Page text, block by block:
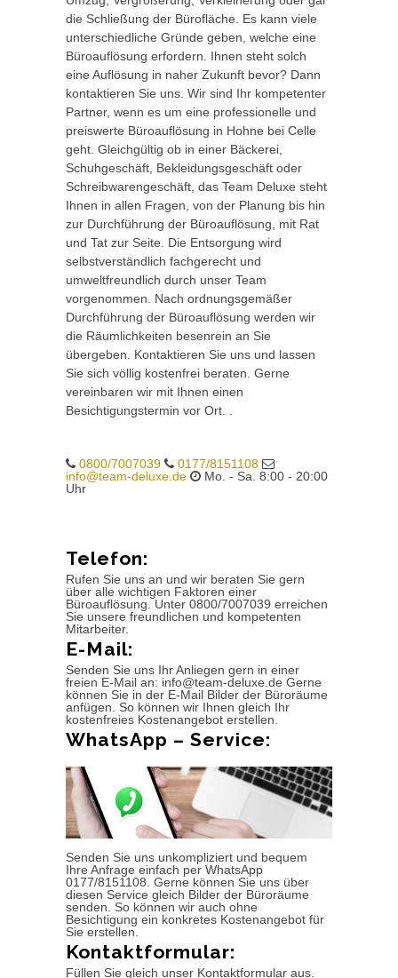
die Schließung der Bürofläche. Es kann viele
unterschiedliche Gründe geben, welche eine
Büroauflösung erfordern. Ihnen steht solch
eine Auflösung in naher Zukunft bevor? Dann
kontaktieren Sie uns. Wir sind Ihr kompetenter
Partner, wenn es um eine professionelle und
preiswerte Büroauflösung in Hohne bei Celle
geht. Gleichgültig ob in einer Bäckerei,
Schuhgeschäft, Bekleidungsgeschäft oder
Schreibwarengeschäft, das Team Deluxe steht
Ihnen in allen Fragen, von der Planung bis hin
zur Durchführung der Büroauflösung, mit Rat
und Tat zur Seite. Die Entsorgung wird
selbstverständlich fachgerecht und
umweltfreundlich durch unser Team
vorgenommen. Nach ordnungsgemäßer
Durchführung der Büroauflösung werden wir
die Räumlichkeiten besenrein an Sie
übergeben. Kontaktieren Sie uns und lassen
Sie sich völlig kostenfrei beraten. Gerne
vereinbaren wir mit Ihnen einen
Besichtigungstermin vor Ort. .
0800/7007039
0177/8151108
info@team-deluxe.de
Mo. - Sa. 8:00 - 20:00
Uhr
Telefon:
Rufen Sie uns an und wir beraten Sie gern
über alle wichtigen Faktoren einer
Büroauflösung. Unter 0800/7007039 erreichen
Sie unsere freundlichen und kompetenten
Mitarbeiter.
E-Mail:
Senden Sie uns Ihr Anliegen gern in einer
freien E-Mail an: info@team-deluxe.de Gerne
können Sie in der E-Mail Bilder der Büroräume
anfügen. So können wir Ihnen gleich Ihr
kostenfreies Kostenangebot erstellen.
WhatsApp – Service:
Senden Sie uns unkompliziert und bequem
Ihre Anfrage einfach per WhatsApp
0177/8151108. Gerne können Sie uns über
diesen Service gleich Bilder der Büroräume
senden. So können wir auch ohne
Besichtigung ein konkretes Kostenangebot für
Sie erstellen.
Kontaktformular:
Füllen Sie gleich unser Kontaktformular aus.